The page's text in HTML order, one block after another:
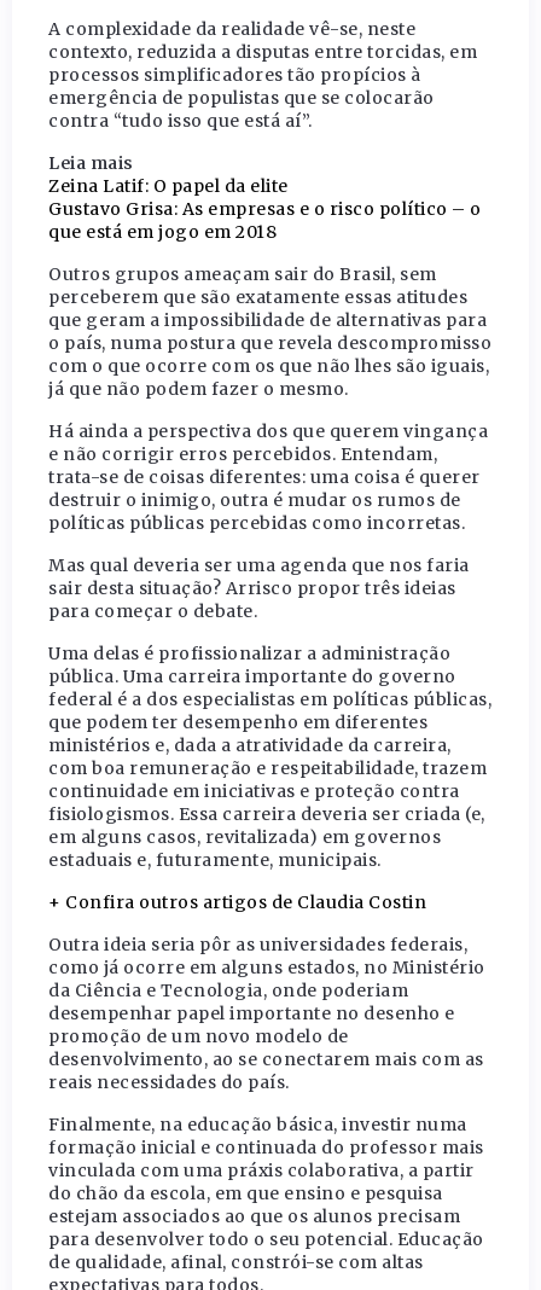
A complexidade da realidade vê-se, neste
contexto, reduzida a disputas entre torcidas, em
processos simplificadores tão propícios à
emergência de populistas que se colocarão
contra “tudo isso que está aí”.
Leia mais
Zeina Latif: O papel da elite
Gustavo Grisa: As empresas e o risco político – o
que está em jogo em 2018
Outros grupos ameaçam sair do Brasil, sem
perceberem que são exatamente essas atitudes
que geram a impossibilidade de alternativas para
o país, numa postura que revela descompromisso
com o que ocorre com os que não lhes são iguais,
já que não podem fazer o mesmo.
Há ainda a perspectiva dos que querem vingança
e não corrigir erros percebidos. Entendam,
trata-se de coisas diferentes: uma coisa é querer
destruir o inimigo, outra é mudar os rumos de
políticas públicas percebidas como incorretas.
Mas qual deveria ser uma agenda que nos faria
sair desta situação? Arrisco propor três ideias
para começar o debate.
Uma delas é profissionalizar a administração
pública. Uma carreira importante do governo
federal é a dos especialistas em políticas públicas,
que podem ter desempenho em diferentes
ministérios e, dada a atratividade da carreira,
com boa remuneração e respeitabilidade, trazem
continuidade em iniciativas e proteção contra
fisiologismos. Essa carreira deveria ser criada (e,
em alguns casos, revitalizada) em governos
estaduais e, futuramente, municipais.
+ Confira outros artigos de Claudia Costin
Outra ideia seria pôr as universidades federais,
como já ocorre em alguns estados, no Ministério
da Ciência e Tecnologia, onde poderiam
desempenhar papel importante no desenho e
promoção de um novo modelo de
desenvolvimento, ao se conectarem mais com as
reais necessidades do país.
Finalmente, na educação básica, investir numa
formação inicial e continuada do professor mais
vinculada com uma práxis colaborativa, a partir
do chão da escola, em que ensino e pesquisa
estejam associados ao que os alunos precisam
para desenvolver todo o seu potencial. Educação
de qualidade, afinal, constrói-se com altas
expectativas para todos.